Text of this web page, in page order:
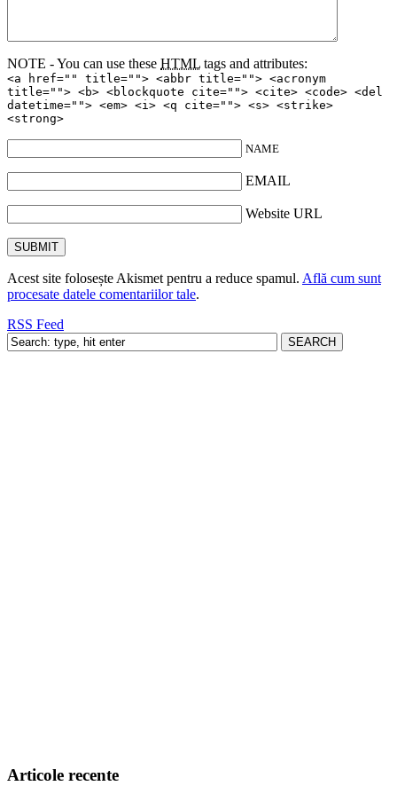
NOTE - You can use these HTML tags and attributes:
<a href="" title=""> <abbr title=""> <acronym
title=""> <b> <blockquote cite=""> <cite> <code> <del
datetime=""> <em> <i> <q cite=""> <s> <strike>
<strong>
NAME
EMAIL
Website URL
Acest site folosește Akismet pentru a reduce spamul. Află cum sunt
procesate datele comentariilor tale.
RSS Feed
Articole recente